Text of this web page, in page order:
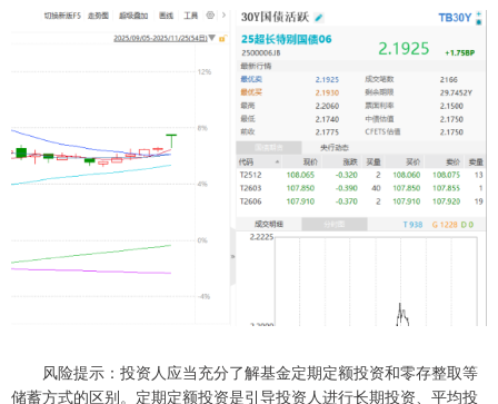
风险提示：投资人应当充分了解基金定期定额投资和零存整取等
储蓄方式的区别。定期定额投资是引导投资人进行长期投资、平均投